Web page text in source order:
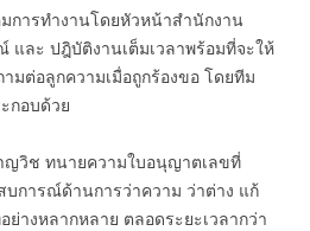
การทำงานโดยหัวหน้าสำนักงาน
ละ ปฎิบัติงานเต็มเวลาพร้อมที่จะให้
มต่อลูกความเมื่อถูกร้องขอ โดยทีม
กอบด้วย
วิช ทนายความใบอนุญาตเลขที่
บการณ์ด้านการว่าความ ว่าต่าง แก้
ย่างหลากหลาย ตลอดระยะเวลากว่า